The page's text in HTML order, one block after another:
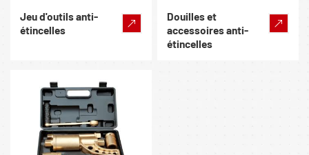
Jeu d'outils anti-
étincelles
Douilles et
accessoires anti-
étincelles